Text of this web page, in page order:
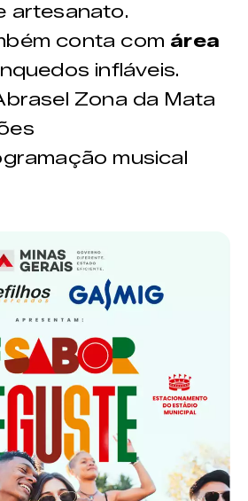
artesanato.
conta com área
infláveis.
Zona da Mata
musical